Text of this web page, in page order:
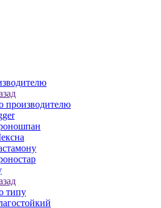
производителю
типу